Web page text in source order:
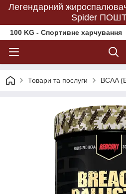
Легендарний
Spider
100 KG - Спортивне харчування
Товари та послуги BCAA